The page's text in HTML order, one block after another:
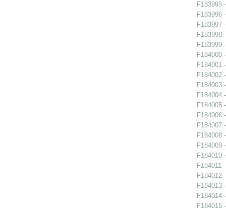
F183995
F183996
F183997
F183998
F183999
F184000
F184001
F184002
F184003
F184004
F184005
F184006
F184007
F184008
F184009
F184010
F184011
F184012
F184013
F184014
F184015